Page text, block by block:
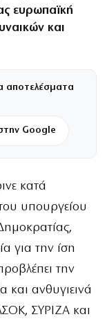
ευρωπαϊκή
και
αποτελέσματα
Google
κατά
υπουργείου
για την ίση
την
και ανθυγιεινά
ΣΥΡΙΖΑ και